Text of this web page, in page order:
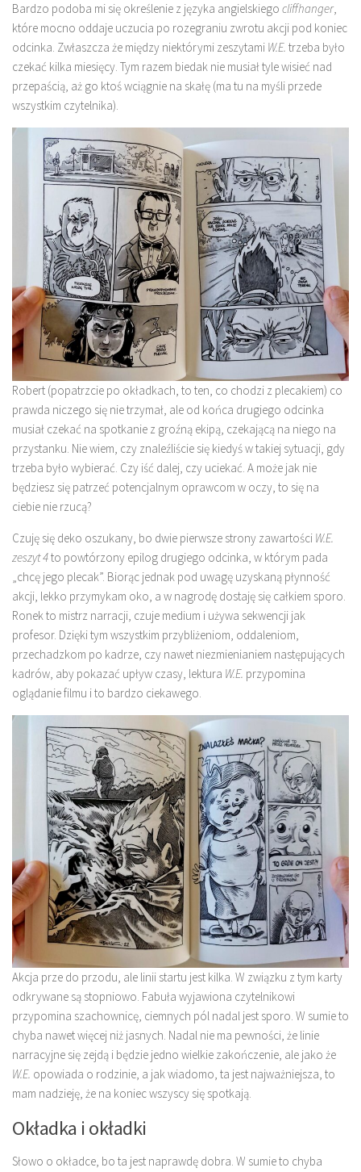
Bardzo podoba mi się określenie z języka angielskiego cliffhanger,
które mocno oddaje uczucia po rozegraniu zwrotu akcji pod koniec
odcinka. Zwłaszcza że między niektórymi zeszytami W.E. trzeba było
czekać kilka miesięcy. Tym razem biedak nie musiał tyle wisieć nad
przepaścią, aż go ktoś wciągnie na skałę (ma tu na myśli przede
wszystkim czytelnika).
Robert (popatrzcie po okładkach, to ten, co chodzi z plecakiem) co
prawda niczego się nie trzymał, ale od końca drugiego odcinka
musiał czekać na spotkanie z groźną ekipą, czekającą na niego na
przystanku. Nie wiem, czy znaleźliście się kiedyś w takiej sytuacji, gdy
trzeba było wybierać. Czy iść dalej, czy uciekać. A może jak nie
będziesz się patrzeć potencjalnym oprawcom w oczy, to się na
ciebie nie rzucą?
Czuję się deko oszukany, bo dwie pierwsze strony zawartości W.E.
zeszyt 4to powtórzony epilog drugiego odcinka, w którym pada
„chcę jego plecak”. Biorąc jednak pod uwagę uzyskaną płynność
akcji, lekko przymykam oko, a w nagrodę dostaję się całkiem sporo.
Ronek to mistrz narracji, czuje medium i używa sekwencji jak
profesor. Dzięki tym wszystkim przybliżeniom, oddaleniom,
przechadzkom po kadrze, czy nawet niezmienianiem następujących
kadrów, aby pokazać upływ czasy, lektura W.E. przypomina
oglądanie filmu i to bardzo ciekawego.
Akcja prze do przodu, ale linii startu jest kilka. W związku z tym karty
odkrywane są stopniowo. Fabuła wyjawiona czytelnikowi
przypomina szachownicę, ciemnych pól nadal jest sporo. W sumie to
chyba nawet więcej niż jasnych. Nadal nie ma pewności, że linie
narracyjne się zejdą i będzie jedno wielkie zakończenie, ale jako że
W.E. opowiada o rodzinie, a jak wiadomo, ta jest najważniejsza, to
mam nadzieję, że na koniec wszyscy się spotkają.
Okładka i okładki
Słowo o okładce, bo ta jest naprawdę dobra. W sumie to chyba